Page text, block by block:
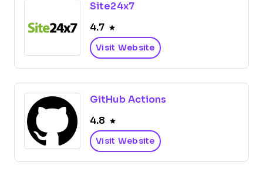
Site24x7
4.7
Visit Website
GitHub Actions
4.8
Visit Website